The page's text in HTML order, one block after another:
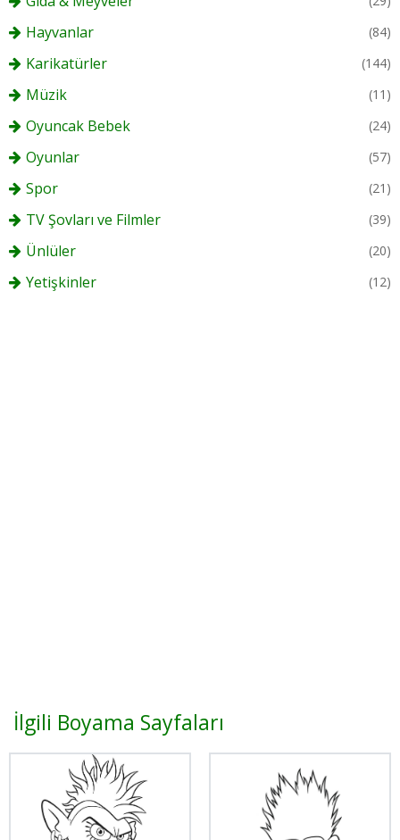
Hayvanlar (84)
Karikatürler (144)
Müzik (11)
Oyuncak Bebek (24)
Oyunlar (57)
Spor (21)
TV Şovları ve Filmler (39)
Ünlüler (20)
Yetişkinler (12)
İlgili Boyama Sayfaları